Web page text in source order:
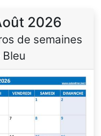
2026
de semaines